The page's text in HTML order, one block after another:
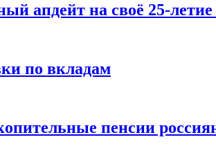
апдейт на своё 25-
по вкладам
пенсии